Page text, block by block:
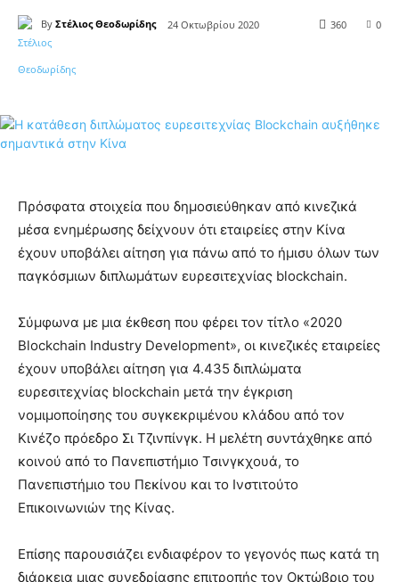
By Στέλιος Θεοδωρίδης 24 Οκτωβρίου 2020 0
360
Πρόσφατα στοιχεία που δημοσιεύθηκαν από κινεζικά
μέσα ενημέρωσης δείχνουν ότι εταιρείες στην Κίνα
έχουν υποβάλει αίτηση για πάνω από το ήμισυ όλων των
παγκόσμιων διπλωμάτων ευρεσιτεχνίας blockchain.
Σύμφωνα με μια έκθεση που φέρει τον τίτλο «2020
Blockchain Industry Development», οι κινεζικές εταιρείες
έχουν υποβάλει αίτηση για 4.435 διπλώματα
ευρεσιτεχνίας blockchain μετά την έγκριση
νομιμοποίησης του συγκεκριμένου κλάδου από τον
Κινέζο πρόεδρο Σι Τζινπίνγκ. Η μελέτη συντάχθηκε από
κοινού από το Πανεπιστήμιο Τσινγκχουά, το
Πανεπιστήμιο του Πεκίνου και το Ινστιτούτο
Επικοινωνιών της Κίνας.
Επίσης παρουσιάζει ενδιαφέρον το γεγονός πως κατά τη
διάρκεια μιας συνεδρίασης επιτροπής τον Οκτώβριο του